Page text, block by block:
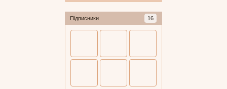
Підписники 16